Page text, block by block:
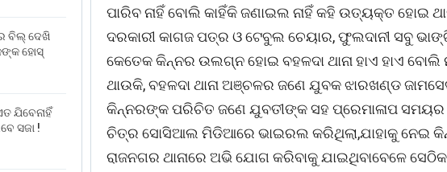
ପାରିବ ନାହିଁ ବୋଲି କାହିଁକି ଜଣାଇଲ ନାହିଁ କହି ଉତ୍ୟକ୍ତ ହୋଇ
ଦରକାରୀ କାଗଜ ପତ୍ର ଓ ଟେବୁଲ ଚେୟାର, ଫୁଲଦାନୀ ସବୁ
କେତେକ କିନ୍ନର ଉଲଗ୍ନ ହୋଇ ବହଳଦା ଥାନା ହାଏ ହାଏ ବୋଲି
ଥାଉକି, ବହଳଦା ଥାନା ଅଞ୍ଚଳର ଜଣେ ଯୁବକ ଝାରଖଣ୍ଡ
କିନ୍ନରଙ୍କ ପରିଚିତ ଜଣେ ଯୁବତୀଙ୍କ ସହ ପ୍ରେମାଳାପ
ଚିତ୍ର ସୋସିଆଲ ମିଡିଆରେ ଭାଇରଲ କରିଥିଲା,ଯାହାକୁ ନେଇ
ରାଜନଗର ଥାନାରେ ଅଭି ଯୋଗ କରିବାକୁ ଯାଇଥିବାବେଳେ
ବିଲ୍ ଦେଖି
ହୋସ୍
ଯିବେନାହିଁ
ସଜା !